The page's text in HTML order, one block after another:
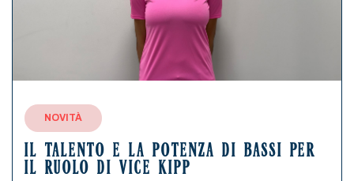
NOVITÀ
IL TALENTO E LA POTENZA DI BASSI PER
IL RUOLO DI VICE KIPP